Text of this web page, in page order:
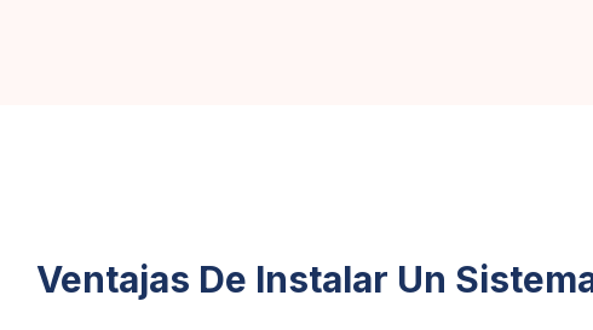
Ventajas De Instalar Un